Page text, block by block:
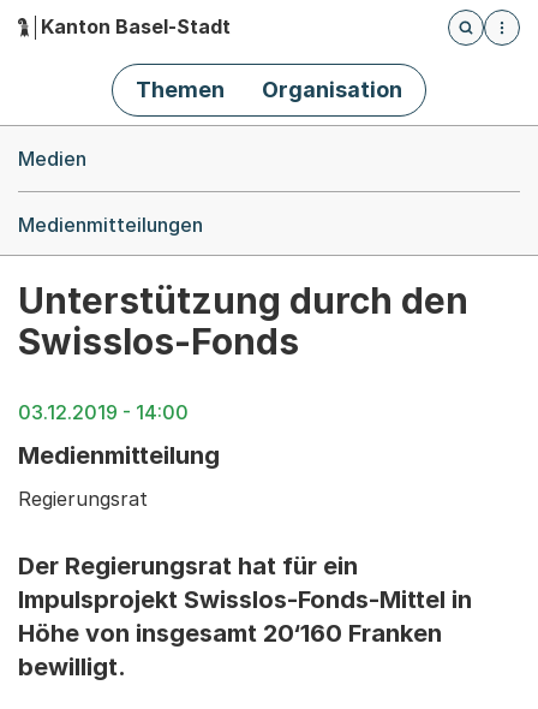
Hauptnavigation
Kanton Basel-Stadt
Öffnet
Themen Organisation
Medien
Medienmitteilungen
Unterstützung durch den
Swisslos-Fonds
03.12.2019 - 14:00
Medienmitteilung
Regierungsrat
Der Regierungsrat hat für ein
Impulsprojekt Swisslos-Fonds-Mittel in
Höhe von insgesamt 20‘160 Franken
bewilligt.